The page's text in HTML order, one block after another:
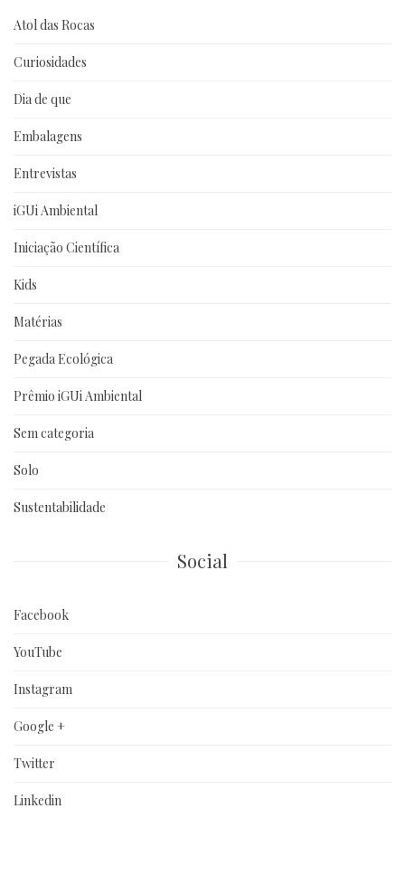
Atol das Rocas
Curiosidades
Dia de que
Embalagens
Entrevistas
iGUi Ambiental
Iniciação Científica
Kids
Matérias
Pegada Ecológica
Prêmio iGUi Ambiental
Sem categoria
Solo
Sustentabilidade
Social
Facebook
YouTube
Instagram
Google +
Twitter
Linkedin